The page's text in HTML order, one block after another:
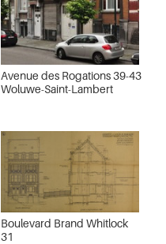
Avenue des Rogations 39-43
Woluwe-Saint-Lambert
Boulevard Brand Whitlock
31